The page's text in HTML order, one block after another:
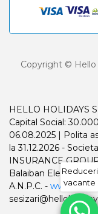
Copyright © Hello
HELLO HOLIDAYS
Capital Social:
06.08.2025 | Polita
la 31.12.2026 -
INSURANCE
Balaiban Elena
A.N.P.C. -
Reduceri
vacante